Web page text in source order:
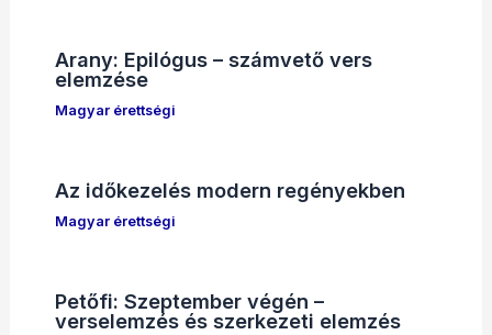
Arany: Epilógus – számvető vers
elemzése
Magyar érettségi
Az időkezelés modern regényekben
Magyar érettségi
Petőfi: Szeptember végén –
verselemzés és szerkezeti elemzés